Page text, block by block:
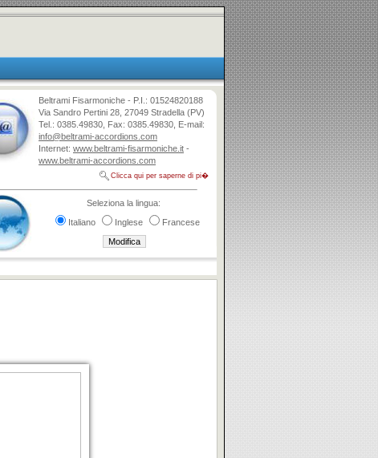
Beltrami Fisarmoniche - P.I.: 01524820188
Via Sandro Pertini 28, 27049 Stradella (PV)
Tel.: 0385.49830, Fax: 0385.49830, E-mail:
info@beltrami-accordions.com
Internet: www.beltrami-fisarmoniche.it -
www.beltrami-accordions.com
Clicca qui per saperne di pi�
Seleziona la lingua:
Italiano
Inglese Francese